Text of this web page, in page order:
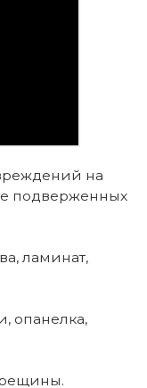
на
подверженных
ламинат,
опанелка,